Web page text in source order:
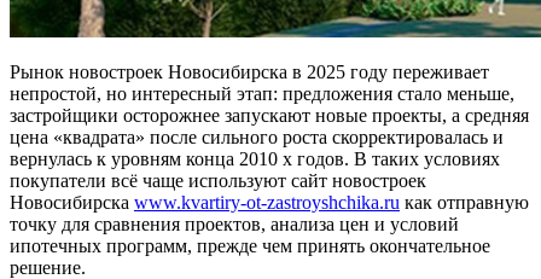
Рынок новостроек Новосибирска в 2025 году переживает
непростой, но интересный этап: предложения стало меньше,
застройщики осторожнее запускают новые проекты, а средняя
цена «квадрата» после сильного роста скорректировалась и
вернулась к уровням конца 2010 х годов. В таких условиях
покупатели всё чаще используют сайт новостроек
Новосибирска www.kvartiry-ot-zastroyshchika.ru как отправную
точку для сравнения проектов, анализа цен и условий
ипотечных программ, прежде чем принять окончательное
решение.